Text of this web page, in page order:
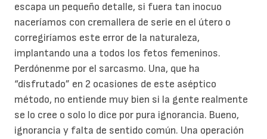
escapa un pequeño detalle, si fuera tan inocuo
naceríamos con cremallera de serie en el útero o
corregiríamos este error de la naturaleza,
implantando una a todos los fetos femeninos.
Perdónenme por el sarcasmo. Una, que ha
“disfrutado” en 2 ocasiones de este aséptico
método, no entiende muy bien si la gente realmente
se lo cree o solo lo dice por pura ignorancia. Bueno,
ignorancia y falta de sentido común. Una operación